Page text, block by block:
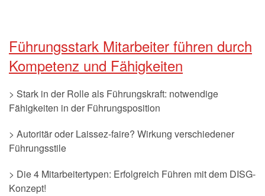
Führungsstark Mitarbeiter führen durch
Kompetenz und Fähigkeiten
> Stark in der Rolle als Führungskraft: notwendige
Fähigkeiten in der Führungsposition
> Autoritär oder Laissez-faire? Wirkung verschiedener
Führungsstile
> Die 4 Mitarbeitertypen: Erfolgreich Führen mit dem DISG-
Konzept!